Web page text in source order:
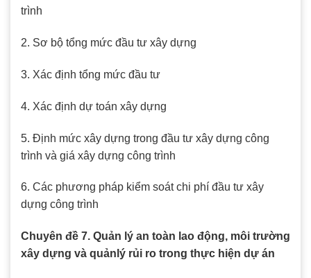
trình
2. Sơ bộ tổng mức đầu tư xây dựng
3. Xác định tổng mức đầu tư
4. Xác định dự toán xây dựng
5. Định mức xây dựng trong đầu tư xây dựng công
trình và giá xây dựng công trình
6. Các phương pháp kiểm soát chi phí đầu tư xây
dựng công trình
Chuyên đề 7. Quản lý an toàn lao động, môi trường
xây dựng và quảnlý rủi ro trong thực hiện dự án